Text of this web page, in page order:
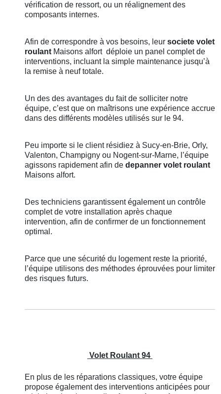
vérification de ressort, ou un réalignement des
composants internes.
Afin de correspondre à vos besoins, leur societe volet
roulantMaisons alfort déploie un panel complet de
interventions, incluant la simple maintenance jusqu’à
la remise à neuf totale.
Un des des avantages du fait de solliciter notre
équipe, c’est que on maîtrisons une expérience accrue
dans des différents modèles utilisés sur le 94.
Peu importe si le client résidiez à Sucy-en-Brie, Orly,
Valenton, Champigny ou Nogent-sur-Marne, l’équipe
agissons rapidement afin de depanner volet roulant
Maisons alfort.
Des techniciens garantissent également un contrôle
complet de votre installation après chaque
intervention, afin de confirmer de un fonctionnement
optimal.
Parce que une sécurité du logement reste la priorité,
l’équipe utilisons des méthodes éprouvées pour limiter
des risques futurs.
Volet Roulant 94
En plus de les réparations classiques, votre équipe
propose également des interventions anticipées pour